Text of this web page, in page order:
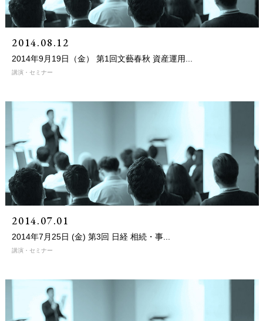
2014.08.12
2014年9月19日（金） 第1回文藝春秋 資産運用...
講演・セミナー
2014.07.01
2014年7月25日 (金) 第3回 日経 相続・事...
講演・セミナー